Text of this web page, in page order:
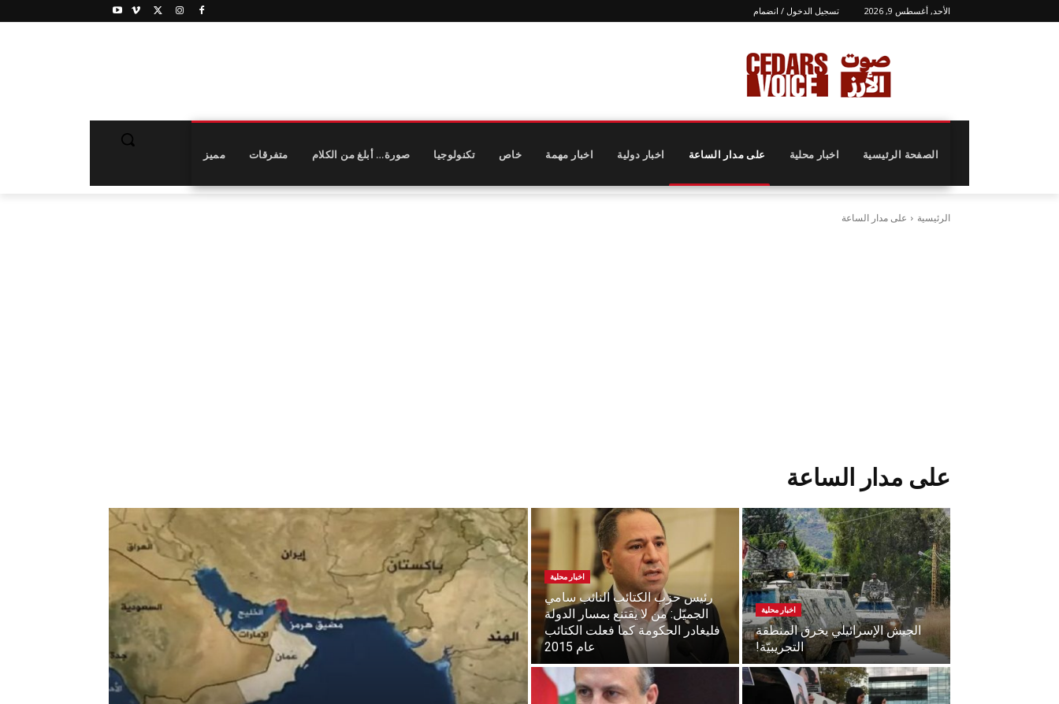
الأحد, أغسطس 9, 2026 تسجيل الدخول / انضمام
الصفحة الرئيسية اخبار محلية على مدار الساعة اخبار دولية اخبار مهمة خاص تكنولوجيا صورة… أبلغ من الكلام متفرقات مميز
الرئيسية على مدار الساعة
على مدار الساعة
اخبار محلية
رئيس حزب الكتائب النائب سامي
الجميّل: من لا يقتنع بمسار الدولة
فليغادر الحكومة كما فعلت الكتائب
عام 2015
اخبار محلية
الجيش الإسرائيلي يخرق المنطقة
التجريبيّة!